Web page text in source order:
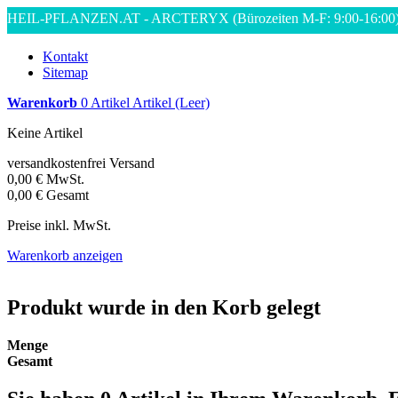
HEIL-PFLANZEN.AT - ARCTERYX (Bürozeiten M-F: 9:00-
Kontakt
Sitemap
Warenkorb 0 Artikel Artikel (Leer)
Keine Artikel
versandkostenfrei Versand
0,00 € MwSt.
0,00 € Gesamt
Preise inkl. MwSt.
Warenkorb anzeigen
Produkt wurde in den Korb gelegt
Menge
Gesamt